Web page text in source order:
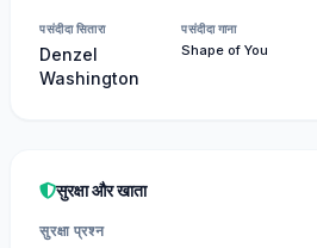
पसंदीदा सितारा
Denzel
Washington
पसंदीदा गाना
Shape of You
सुरक्षा और खाता
सुरक्षा प्रश्न